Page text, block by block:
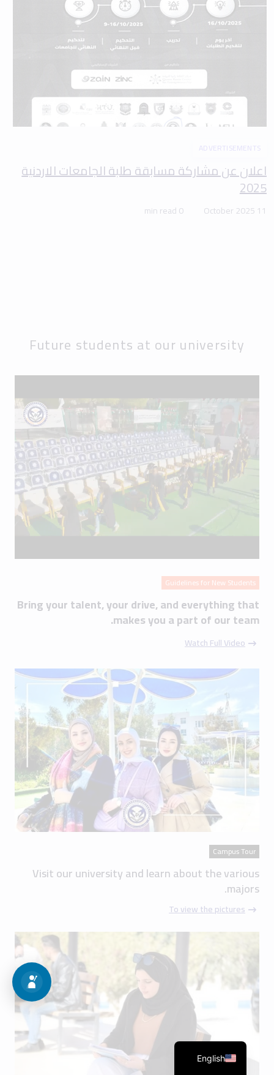
ADVERTISEMENTS
اعلان عن مشاركة مسابقة طلبة الجامعات الاردنية
2025
11 October 2025
0 min read
Future students at our university
Guidelines for New Students
Bring your talent, your drive, and everything that
makes you a part of our team.
Watch Full Video
Campus Tour
Visit our university and learn about the various
majors.
To view the pictures
English